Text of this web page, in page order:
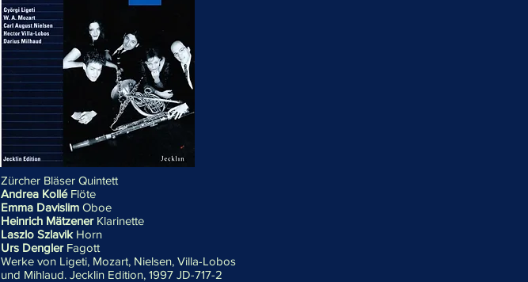
Zürcher Bläser Quintett
Andrea Kollé Flöte
Emma Davislim Oboe
Heinrich MätzenerKlarinette
Laszlo Szlavik Horn
Urs DenglerFagott
Werke von Ligeti, Mozart, Nielsen, Villa-Lobos
und Mihlaud. Jecklin Edition, 1997 JD-717-2